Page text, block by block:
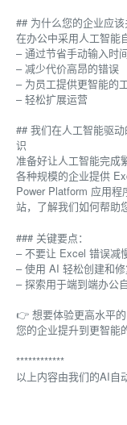
## 为什么您的企业应
在办公中采用人工智能
– 通过节省手动输入时
– 减少代价高昂的错误
– 为员工提供更智能的
– 轻松扩展运营
## 我们在人工智能驱
识
准备好让人工智能完成
各种规模的企业提供
Power Platform 应用程
站，了解我们如何帮助
### 关键要点：
– 不要让 Excel 错误减
– 使用 AI 轻松创建和
– 探索用于端到端办公
👉 想要体验更高水平
您的企业提升到更智能
************
以上内容由我们的AI自